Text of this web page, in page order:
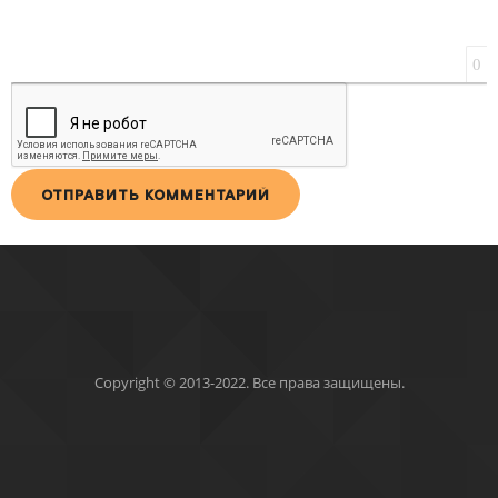
0
ОТПРАВИТЬ КОММЕНТАРИЙ
Copyright © 2013-2022. Все права защищены.